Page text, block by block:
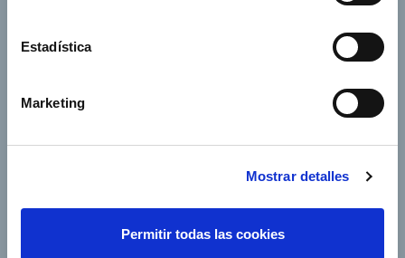
Estadística
Marketing
Mostrar detalles
Permitir todas las cookies
Follow us